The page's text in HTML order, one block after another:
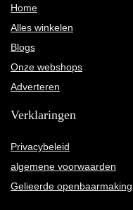
Home
Alles winkelen
Blogs
Onze webshops
Adverteren
Verklaringen
Privacybeleid
algemene voorwaarden
Gelieerde openbaarmaking